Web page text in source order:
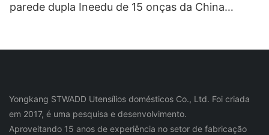
parede dupla Ineedu de 15 onças da China
Yongkang STWADD Utensílios domésticos Co., Ltd. Foi criada
em 2017, é uma pesquisa e desenvolvimento.
Aproveitando 15 anos de experiência no setor de fabricação